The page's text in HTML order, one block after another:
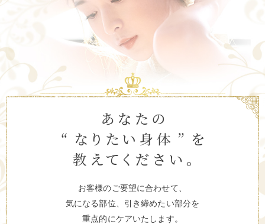
お客様のご要望に合わせて、
気になる部位、引き締めたい部分を
重点的にケアいたします。